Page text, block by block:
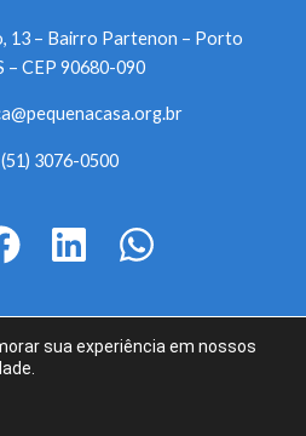
13 – Bairro Partenon – Porto
– CEP 90680-090
3076-0500
da Criança | Todos os diretos
sua experiência em nossos